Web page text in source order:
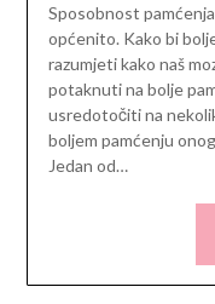
Sposobnost
općenito. Kako bi
razumjeti kako naš
potaknuti na bolje
usredotočiti na
boljem pamćenju
Jedan od…